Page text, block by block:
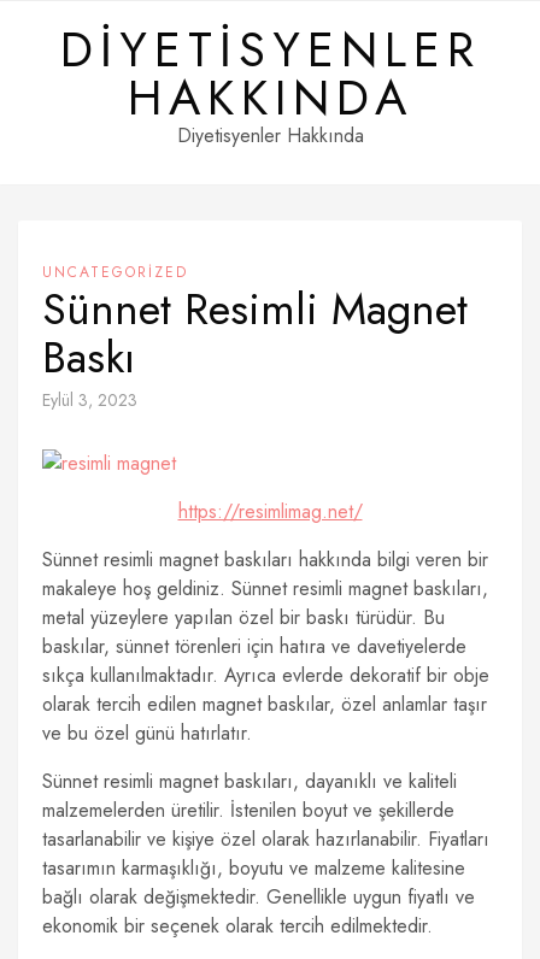
DIYETISYENLER
HAKKINDA
Diyetisyenler Hakkında
UNCATEGORIZED
Sünnet Resimli Magnet
Baskı
Eylül 3, 2023
https://resimlimag.net/
Sünnet resimli magnet baskıları hakkında bilgi veren bir
makaleye hoş geldiniz. Sünnet resimli magnet baskıları,
metal yüzeylere yapılan özel bir baskı türüdür. Bu
baskılar, sünnet törenleri için hatıra ve davetiyelerde
sıkça kullanılmaktadır. Ayrıca evlerde dekoratif bir obje
olarak tercih edilen magnet baskılar, özel anlamlar taşır
ve bu özel günü hatırlatır.
Sünnet resimli magnet baskıları, dayanıklı ve kaliteli
malzemelerden üretilir. İstenilen boyut ve şekillerde
tasarlanabilir ve kişiye özel olarak hazırlanabilir. Fiyatları
tasarımın karmaşıklığı, boyutu ve malzeme kalitesine
bağlı olarak değişmektedir. Genellikle uygun fiyatlı ve
ekonomik bir seçenek olarak tercih edilmektedir.